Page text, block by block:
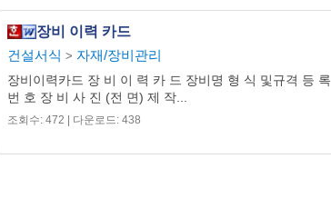
장비 이력 카드
건설서식 > 자재/장비관리
장비이력카드 장 비 이 력 카 드 장비명 형 식 및규격 등 록
번 호 장 비 사 진 (전 면) 제 작...
조회수: 472 | 다운로드: 438